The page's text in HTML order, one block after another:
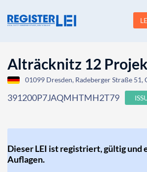
Alträcknitz 12
01099 Dresden, Radeberger Straße 51,
391200P7JAQMHTMH2T79
Dieser LEI ist registriert, gültig und
Auflagen.